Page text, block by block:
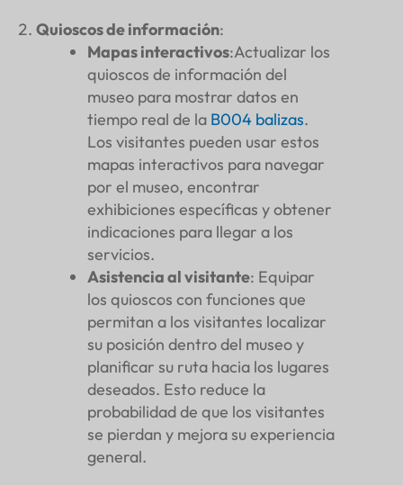
Quioscos de información:
Mapas interactivos:Actualizar los
quioscos de información del
museo para mostrar datos en
tiempo real de la B004 balizas.
Los visitantes pueden usar estos
mapas interactivos para navegar
por el museo, encontrar
exhibiciones específicas y obtener
indicaciones para llegar a los
servicios.
Asistencia al visitante: Equipar
los quioscos con funciones que
permitan a los visitantes localizar
su posición dentro del museo y
planificar su ruta hacia los lugares
deseados. Esto reduce la
probabilidad de que los visitantes
se pierdan y mejora su experiencia
general.